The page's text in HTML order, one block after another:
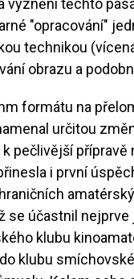
vyznění těchto
"opracování"
technikou
obrazu a
formátu na
určitou
pečlivější přípravě
i první
se účastnil nejprve
klubu
klubu